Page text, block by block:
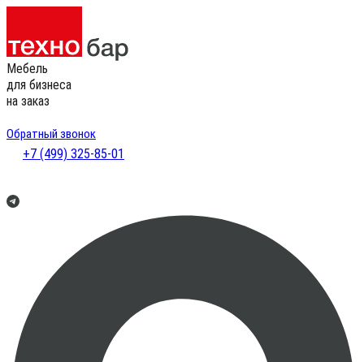
Мебель
для бизнеса
на заказ
Обратный звонок
+7 (499) 325-85-01